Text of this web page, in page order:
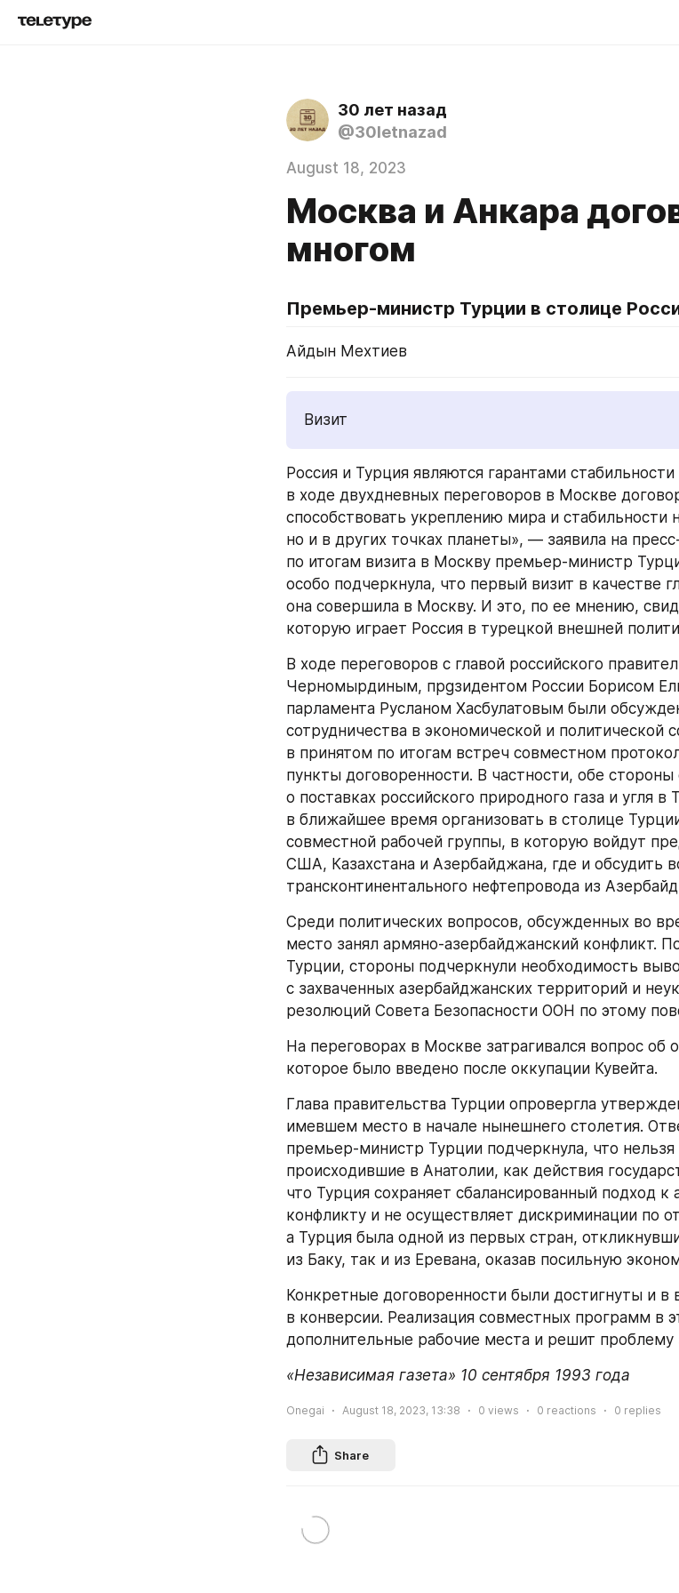
30 лет назад
@30letnazad
August 18, 2023
Москва и Анкара
многом
Премьер-министр Турции в столице
Айдын Мехтиев
Визит
Россия и Турция являются гарантами
в ходе двухдневных переговоров в Москве
способствовать укреплению мира и стабильности
но и в других точках планеты», — заявила на
по итогам визита в Москву премьер-министр
особо подчеркнула, что первый визит в качестве
она совершила в Москву. И это, по ее мнению,
которую играет Россия в турецкой внешней
В ходе переговоров с главой российского
Черномырдиным, пpgзидентом России Борисом
парламента Русланом Хасбулатовым были
сотрудничества в экономической и политической
в принятом по итогам встреч совместном
пункты договоренности. В частности, обе стороны
о поставках российского природного газа и угля
в ближайшее время организовать в столице
совместной рабочей группы, в которую войдут
США, Казахстана и Азербайджана, где и обсудить
трансконтинентального нефтепровода из
Среди политических вопросов, обсужденных во
место занял армяно-азербайджанский конфликт.
Турции, стороны подчеркнули необходимость
с захваченных азербайджанских территорий и
резолюций Совета Безопасности ООН по этому
На переговорах в Москве затрагивался вопрос об
которое было введено после оккупации Кувейта.
Глава правительства Турции опровергла
имевшем место в начале нынешнего столетия.
премьер-министр Турции подчеркнула, что
происходившие в Анатолии, как действия
что Турция сохраняет сбалансированный подход
конфликту и не осуществляет дискриминации по
а Турция была одной из первых стран,
из Баку, так и из Еревана, оказав посильную
Конкретные договоренности были достигнуты и в
в конверсии. Реализация совместных программ в
дополнительные рабочие места и решит проблему
«Независимая газета» 10 сентября 1993 года
Onegai August 18, 2023, 13:38 0 views 0 reactions 0 replies
Share